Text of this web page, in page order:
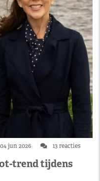
04 jun 2026 13 reacties
trend tijdens